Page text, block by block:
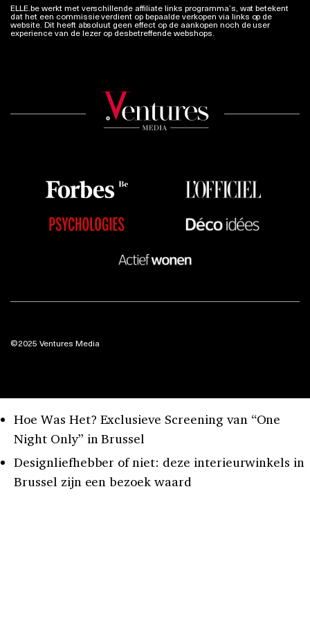
ELLE.be werkt met verschillende affiliate links programma’s, wat betekent
dat het een commissie verdient op bepaalde verkopen via links op de
website. Dit heeft absoluut geen effect op de aankopen noch de user
experience van de lezer op desbetreffende webshops.
©2025 Ventures Media
Hoe Was Het? Exclusieve Screening van “One
Night Only” in Brussel
Designliefhebber of niet: deze interieurwinkels in
Brussel zijn een bezoek waard